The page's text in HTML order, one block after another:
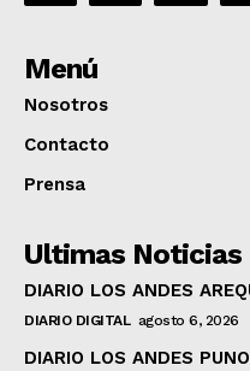
Menú
Nosotros
Contacto
Prensa
Ultimas Noticias
DIARIO LOS ANDES
DIARIO DIGITAL agosto 6, 2026
DIARIO LOS ANDES